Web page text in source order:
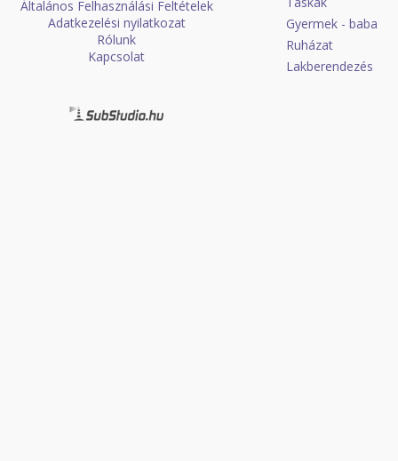
Általános Felhasználási Feltételek
Adatkezelési nyilatkozat
Rólunk
Kapcsolat
Gyermek - baba
Ruházat
Lakberendezés